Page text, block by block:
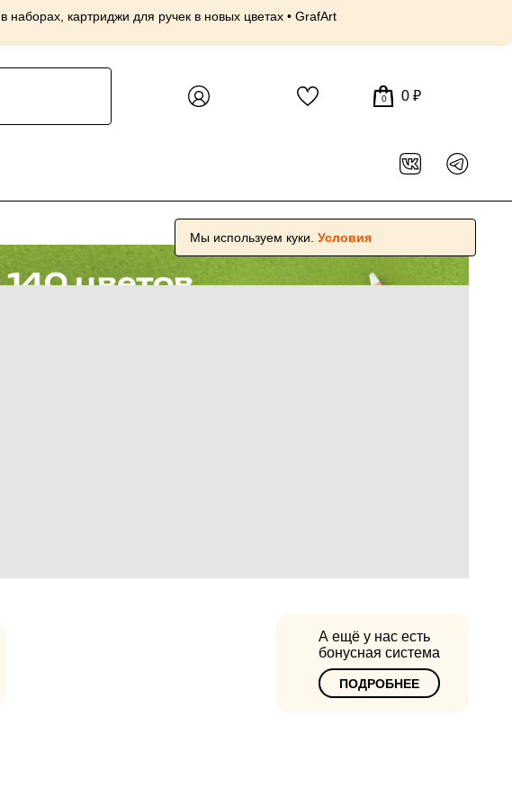
картриджи для ручек в новых цветах • GrafArt
0 0 ₽
А ещё у нас есть
бонусная система
ПОДРОБНЕЕ
Мы используем куки. Условия